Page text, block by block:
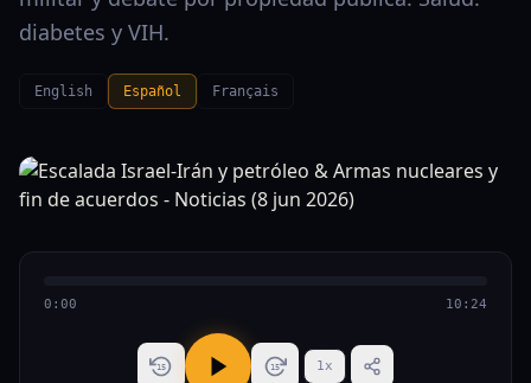
diabetes y VIH.
English Español Français
0:00 10:24
15 15 1x